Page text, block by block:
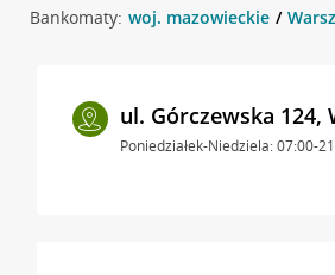
Bankomaty: woj. mazowieckie
ul. Górczewska 124,
Poniedziałek-Niedziela: 07:00-